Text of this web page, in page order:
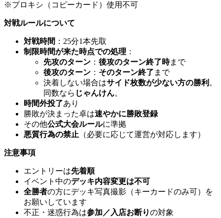
※プロキシ（コピーカード）使用不可
対戦ルールについて
対戦時間 ：25分1本先取
制限時間が来た時点での処理 ：
先攻のターン ： 後攻のターン終了時まで
後攻のターン ： そのターン終了 まで
決着しない場合はサイド枚数が少ない方の勝利 。
同数なら じゃんけん。
時間外投了あり
勝敗が決まった卓は速やかに勝敗登録
その他公式大会ルールに準拠
悪質行為の禁止 （必要に応じて運営が対応します）
注意事項
エントリーは先着順
イベント中のデッキ内容変更は不可
全勝者の方にデッキ写真撮影（キーカードのみ可）を
お願いしています
不正・迷惑行為は参加／入店お断りの対象